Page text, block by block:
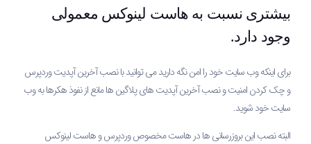
بیشتری نسبت به هاست لینوکس معمولی
وجود دارد.
برای اینکه وب سایت خود را امن نگه دارید می توانید با نصب آخرین آپدیت وردپرس
و چک کردن امنیت و نصب آخرین آپدیت های پلاگین ها مانع از نفوذ هکرها به وب
سایت خود شوید.
البته نصب این بروزرسانی ها در هاست مخصوص وردپرس و هاست لینوکس